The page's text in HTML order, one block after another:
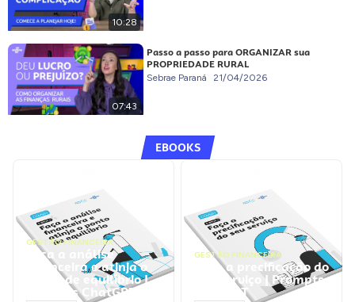
10:28
07:43
Passo a passo para ORGANIZAR sua
PROPRIEDADE RURAL
Sebrae Paraná 21/04/2026
EBOOKS
GESTÃO FINANCEIRA
Faça a análise
financeira e atinja o
ponto de equilíbrio |
Prompts ChatGPT
GESTÃO FINANCEIRA
Faça a precificação do
seu serviço | Prompts
ChatGPT